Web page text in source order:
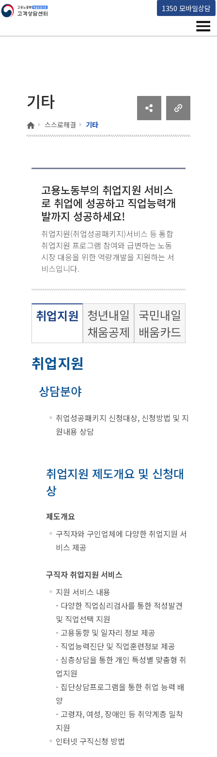
1350 모바일상담
고용노동부 책임운영기관 고객상담센터
메
기타
홈 스스로해결 기타
고용노동부의 취업지원 서비스
로 취업에 성공하고 직업능력개
발까지 성공하세요!
취업지원(취업성공패키지)서비스 등 통합
취업지원 프로그램 참여와 급변하는 노동
시장 대응을 위한 역량개발을 지원하는 서
비스입니다.
취업지원 청년내일
채움공제
국민내일
배움카드
취업지원
상담분야
취업성공패키지 신청대상, 신청방법 및 지
원내용 상담
취업지원 제도개요 및 신청대
상
제도개요
구직자와 구인업체에 다양한 취업지원 서
비스 제공
구직자 취업지원 서비스
지원 서비스 내용
- 다양한 직업심리검사를 통한 적성발견
및 직업선택 지원
- 고용동향 및 일자리 정보 제공
- 직업능력진단 및 직업훈련정보 제공
- 심층상담을 통한 개인 특성별 맞춤형 취
업지원
- 집단상담프로그램을 통한 취업 능력 배
양
- 고령자, 여성, 장애인 등 취약계층 밀착
지원
인터넷 구직신청 방법